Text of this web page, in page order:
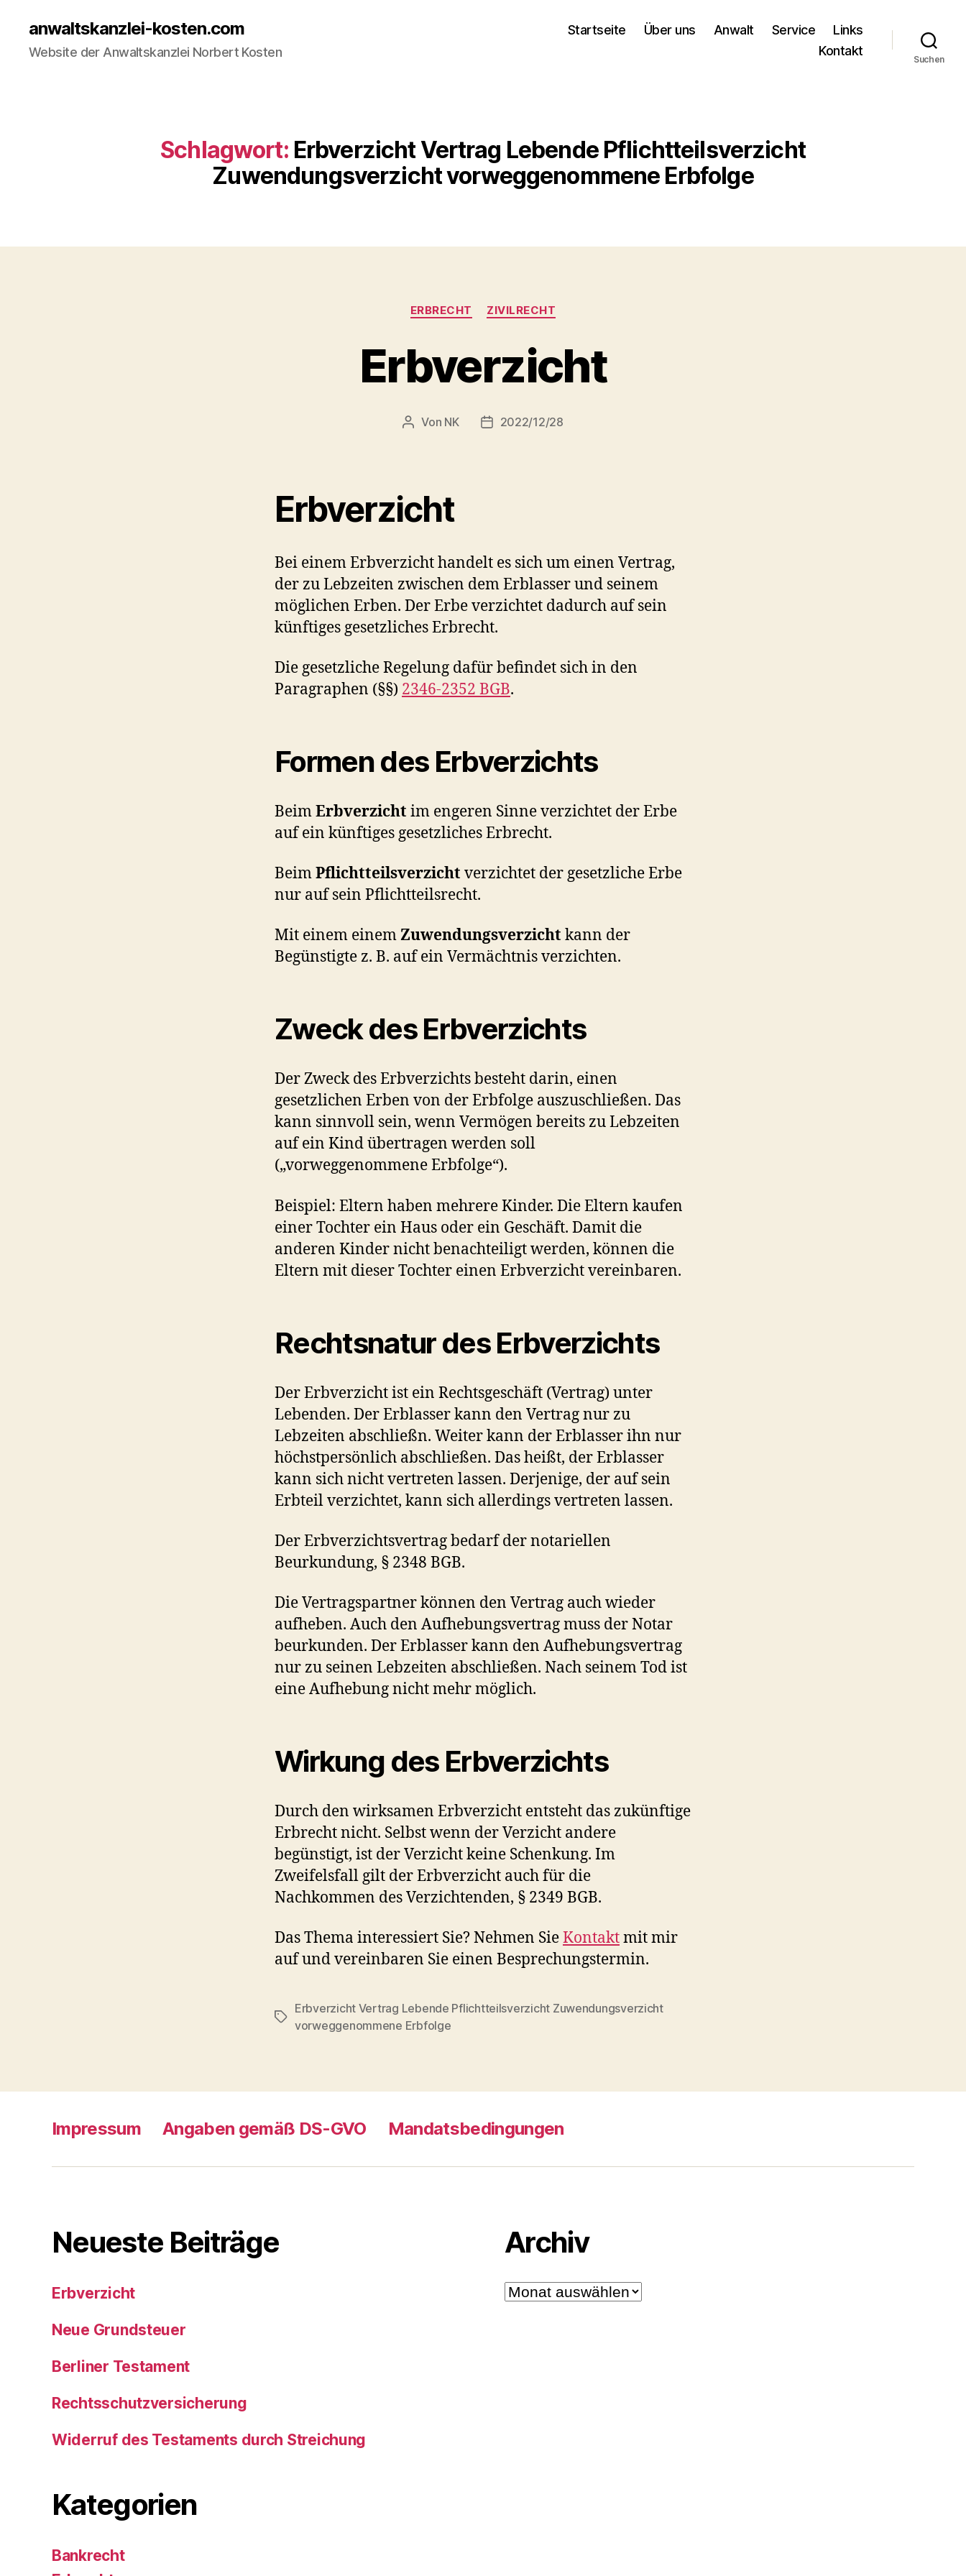
anwaltskanzlei-kosten.com
Website der Anwaltskanzlei Norbert Kosten
Startseite Über uns Anwalt Service
Links
Kontakt
Suchen
Schlagwort: Erbverzicht Vertrag Lebende Pflichtteilsverzicht
Zuwendungsverzicht vorweggenommene Erbfolge
Kategorien
ERBRECHT ZIVILRECHT
Erbverzicht
Beitragsautor
Von NK Veröffentlichungsdatum
2022/12/28
Erbverzicht
Bei einem Erbverzicht handelt es sich um einen Vertrag,
der zu Lebzeiten zwischen dem Erblasser und seinem
möglichen Erben. Der Erbe verzichtet dadurch auf sein
künftiges gesetzliches Erbrecht.
Die gesetzliche Regelung dafür befindet sich in den
Paragraphen (§§) 2346-2352 BGB.
Formen des Erbverzichts
BeimErbverzicht im engeren Sinne verzichtet der Erbe
auf ein künftiges gesetzliches Erbrecht.
BeimPflichtteilsverzicht verzichtet der gesetzliche Erbe
nur auf sein Pflichtteilsrecht.
Mit einem einemZuwendungsverzicht kann der
Begünstigte z. B. auf ein Vermächtnis verzichten.
Zweck des Erbverzichts
Der Zweck des Erbverzichts besteht darin, einen
gesetzlichen Erben von der Erbfolge auszuschließen. Das
kann sinnvoll sein, wenn Vermögen bereits zu Lebzeiten
auf ein Kind übertragen werden soll
(„vorweggenommene Erbfolge“).
Beispiel: Eltern haben mehrere Kinder. Die Eltern kaufen
einer Tochter ein Haus oder ein Geschäft. Damit die
anderen Kinder nicht benachteiligt werden, können die
Eltern mit dieser Tochter einen Erbverzicht vereinbaren.
Rechtsnatur des Erbverzichts
Der Erbverzicht ist ein Rechtsgeschäft (Vertrag) unter
Lebenden. Der Erblasser kann den Vertrag nur zu
Lebzeiten abschließn. Weiter kann der Erblasser ihn nur
höchstpersönlich abschließen. Das heißt, der Erblasser
kann sich nicht vertreten lassen. Derjenige, der auf sein
Erbteil verzichtet, kann sich allerdings vertreten lassen.
Der Erbverzichtsvertrag bedarf der notariellen
Beurkundung, § 2348 BGB.
Die Vertragspartner können den Vertrag auch wieder
aufheben. Auch den Aufhebungsvertrag muss der Notar
beurkunden. Der Erblasser kann den Aufhebungsvertrag
nur zu seinen Lebzeiten abschließen. Nach seinem Tod ist
eine Aufhebung nicht mehr möglich.
Wirkung des Erbverzichts
Durch den wirksamen Erbverzicht entsteht das zukünftige
Erbrecht nicht. Selbst wenn der Verzicht andere
begünstigt, ist der Verzicht keine Schenkung. Im
Zweifelsfall gilt der Erbverzicht auch für die
Nachkommen des Verzichtenden, § 2349 BGB.
Das Thema interessiert Sie? Nehmen SieKontaktmit mir
auf und vereinbaren Sie einen Besprechungstermin.
Schlagwörter
Erbverzicht Vertrag Lebende Pflichtteilsverzicht Zuwendungsverzicht
vorweggenommene Erbfolge
Impressum Angaben gemäß DS-GVO Mandatsbedingungen
Neueste Beiträge
Erbverzicht
Neue Grundsteuer
Berliner Testament
Rechtsschutzversicherung
Widerruf des Testaments durch Streichung
Kategorien
Bankrecht
Archiv
Archiv